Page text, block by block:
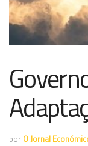
por O Jornal